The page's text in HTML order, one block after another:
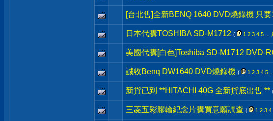
[台北售]全新BENQ 1640 DVD燒錄機 只
日本代購TOSHIBA SD-M1712 ( 1 2 3 4 5
美國代購[白色]Toshiba SD-M1712 DVD-
誠收Benq DW1640 DVD燒錄機 ( 1 2 3 4 5
新貨已到 **HITACHI 40G 全新貨底出售 **
三菱五彩膠輪紀念片購買意願調查 ( 1 2 3 4